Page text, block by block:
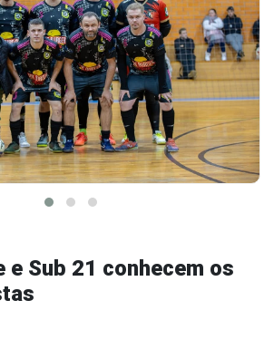
e Sub 21 conhecem os